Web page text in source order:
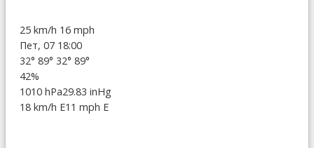
25 km/h 16 mph
Пет, 07 18:00
32° 89° 32° 89°
42%
1010 hPa29.83 inHg
18 km/h E11 mph E